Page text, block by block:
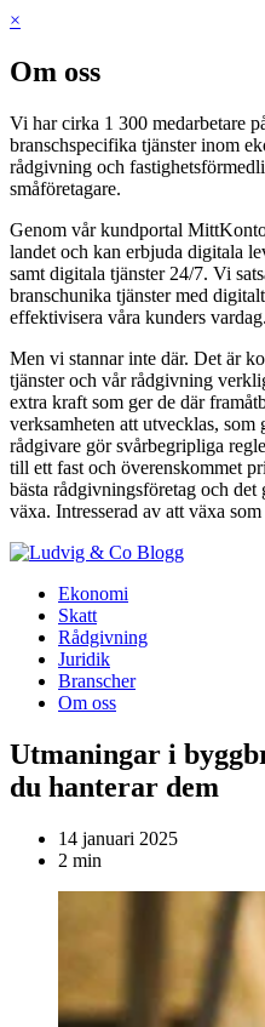
×
Om oss
Vi har cirka 1 300 medarbetare
branschspecifika tjänster inom
rådgivning och
småföretagare.
Genom vår kundportal
landet och kan erbjuda digitala
samt digitala tjänster 24/7. Vi
branschunika tjänster med
effektivisera våra kunders vardag.
Men vi stannar inte där. Det är
tjänster och vår rådgivning
extra kraft som ger de där
verksamheten att utvecklas, som
rådgivare gör svårbegripliga
till ett fast och överenskommet
bästa rådgivningsföretag och
växa. Intresserad av att växa
Blogg
Ekonomi
Skatt
Rådgivning
Juridik
Branscher
Om oss
Utmaningar i
du hanterar dem
14 januari 2025
2 min